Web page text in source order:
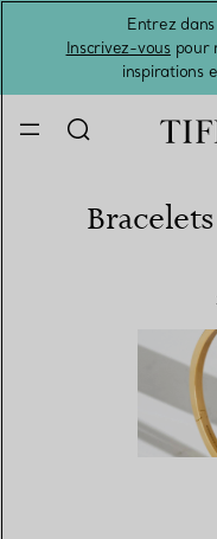
Entrez
Inscrivez-vouspour
inspirations